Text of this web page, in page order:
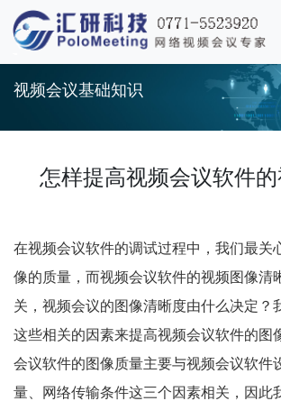
视频会议基础知识
怎样提高视频会议软件
在视频会议软件的调试过程中，我们最关
像的质量，而视频会议软件的视频图像清
关，视频会议的图像清晰度由什么决定？
这些相关的因素来提高视频会议软件的图
会议软件的图像质量主要与视频会议软件
量、网络传输条件这三个因素相关，因此